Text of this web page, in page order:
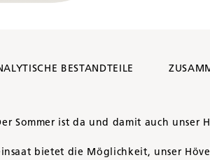
BESTANDTEILE
Sommer ist da und damit auch unser
bietet die Möglichkeit, unser